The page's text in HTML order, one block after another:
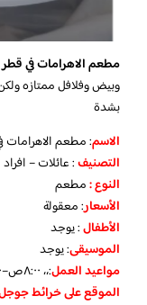
مطعم الاهرامات في قطر
وبيض وفلافل ممتازه
بشدة
الاسم: مطعم الاهرامات
التصنيف: عائلات – افراد
النوع :مطعم
الأسعار:معقولة
الأطفال:يوجد
الموسيقى:يوجد
مواعيد العمل:،، ٨:٠٠ص–١:٠٠ص
الموقع على خرائط